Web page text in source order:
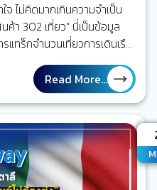
จ ไม่คิดมากเกินความจำเป็น
ค้า 302 เที่ยว” นี่เป็นข้อมูล
ทร็กจำนวนเที่ยวการเดินเรือ
เที่ยว ตามการรายงานของ
อมูลด้านกิจการทางทะเล จาก
ถึงวันที่ 22/04/2020 พบว่า
อไปแล้ว 1,675 เที่ยว จำนวน
นประเด็นใหญ่พูดคุยในหลาย ๆ
ง ๆ ที่เกิดขึ้น เราจะต้องดู
กขนส่ง ซึ่งพบว่าลดลงด้วยเช่น
อนาคต…
Read More...